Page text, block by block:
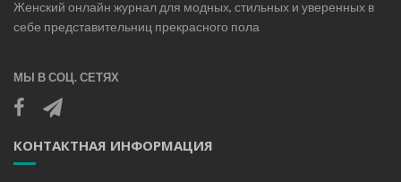
Женский онлайн журнал для модных, стильных и уверенных в
себе представительниц прекрасного пола
МЫ В СОЦ. СЕТЯХ
КОНТАКТНАЯ ИНФОРМАЦИЯ